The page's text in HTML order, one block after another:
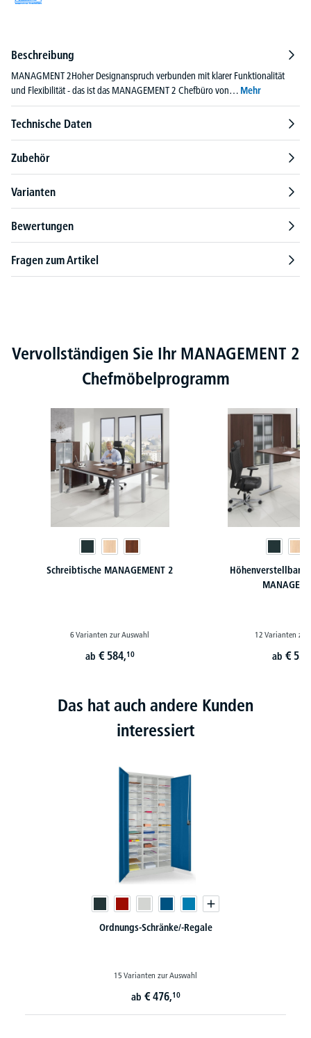
Beschreibung
MANAGMENT 2Hoher Designanspruch verbunden mit klarer Funktionalität
und Flexibilität - das ist das MANAGEMENT 2 Chefbüro von… Mehr
Technische Daten
Zubehör
Varianten
Bewertungen
Fragen zum Artikel
Produktgalerie überspringen
Vervollständigen Sie Ihr MANAGEMENT 2
Chefmöbelprogramm
Schreibtische MANAGEMENT 2
6 Varianten zur Auswahl
ab € 584,10
Höhenverstellbare
12 Varianten zur
ab €
Das hat auch andere Kunden
interessiert
Ordnungs-Schränke/-Regale
15 Varianten zur Auswahl
ab € 476,10